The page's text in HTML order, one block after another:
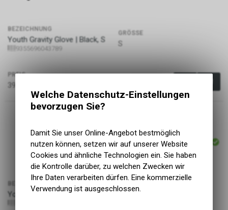
BEZEICHNUNG
Youth Gravity Glove | Black, S
9355696043789
GRÖSSE
S
PREIS
39.90
ARTIKELNUMMER
P22510
Youth Gravity Glove | Black, M
GRÖSSE
Welche Datenschutz-Einstellungen
bevorzugen Sie?
Damit Sie unser Online-Angebot bestmöglich
nutzen können, setzen wir auf unserer Website
Cookies und ähnliche Technologien ein. Sie haben
die Kontrolle darüber, zu welchen Zwecken wir
Ihre Daten verarbeiten dürfen. Eine kommerzielle
Verwendung ist ausgeschlossen.